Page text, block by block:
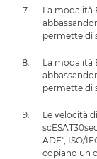
La modalità
permette di
La modalità
permette di
Le velocità
ADF", ISO/
copiano un